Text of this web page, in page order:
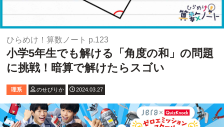
ひらめけ！算数ノート p.123
小学5年生でも解ける「角度の和」の問題
に挑戦！暗算で解けたらスゴい
理系 のせぴりか 2024.03.27